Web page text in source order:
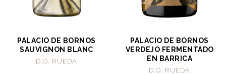
PALACIO DE BORNOS
SAUVIGNON BLANC
D.O. RUEDA
PALACIO DE BORNOS
VERDEJO FERMENTADO
EN BARRICA
D.O. RUEDA